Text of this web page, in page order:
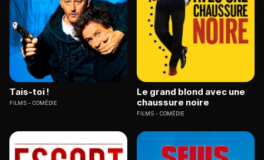
Tais-toi !
FILMS COMÉDIE
Le grand blond avec une
chaussure noire
FILMS COMÉDIE